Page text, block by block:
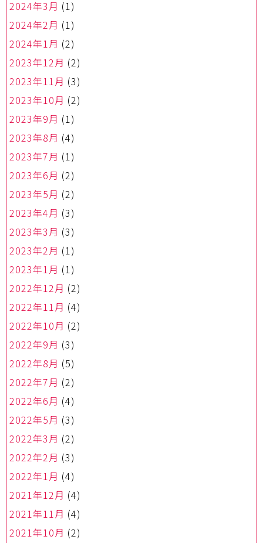
2024年3月 (1)
2024年2月 (1)
2024年1月 (2)
2023年12月 (2)
2023年11月 (3)
2023年10月 (2)
2023年9月 (1)
2023年8月 (4)
2023年7月 (1)
2023年6月 (2)
2023年5月 (2)
2023年4月 (3)
2023年3月 (3)
2023年2月 (1)
2023年1月 (1)
2022年12月 (2)
2022年11月 (4)
2022年10月 (2)
2022年9月 (3)
2022年8月 (5)
2022年7月 (2)
2022年6月 (4)
2022年5月 (3)
2022年3月 (2)
2022年2月 (3)
2022年1月 (4)
2021年12月 (4)
2021年11月 (4)
2021年10月 (2)